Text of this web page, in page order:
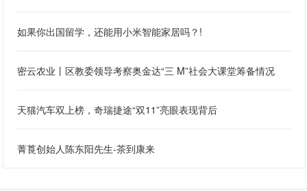
如果你出国留学，还能用小米智能家居吗？!
密云农业丨区教委领导考察奥金达“三 M”社会大课堂筹备情况
天猫汽车双上榜，奇瑞捷途“双11”亮眼表现背后
菁莨创始人陈东阳先生-茶到康来